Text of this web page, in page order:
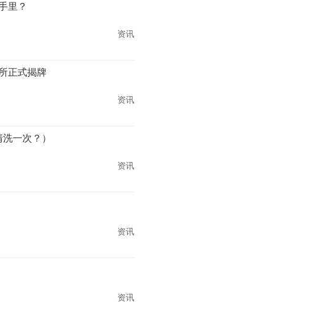
里？
资讯
正式揭牌
资讯
一次？）
资讯
资讯
资讯